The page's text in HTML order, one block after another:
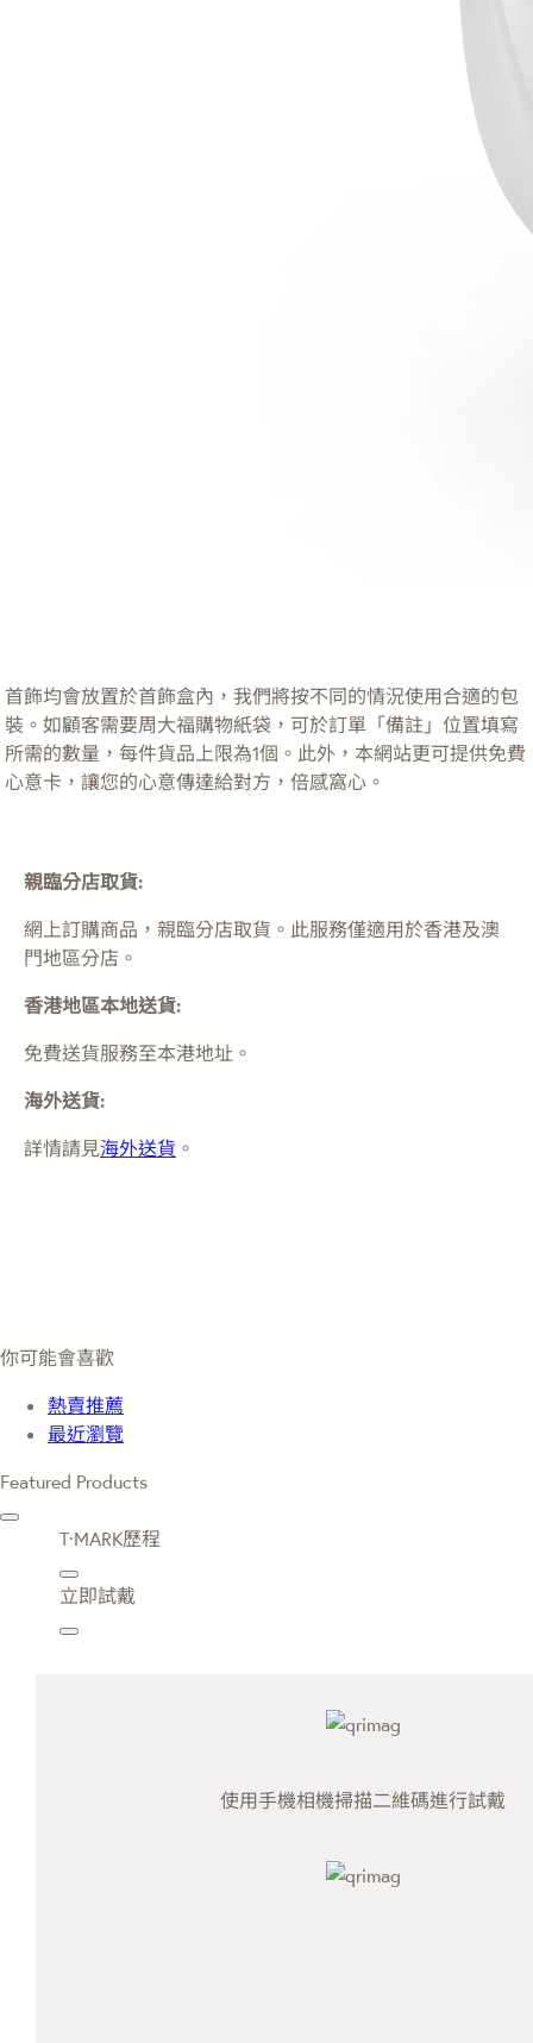
首飾均會放置於首飾盒內，我們將按不同的情況使用合適的包
裝。如顧客需要周大福購物紙袋，可於訂單「備註」位置填寫
所需的數量，每件貨品上限為1個。此外，本網站更可提供免費
心意卡，讓您的心意傳達給對方，倍感窩心。
親臨分店取貨:
網上訂購商品，親臨分店取貨。此服務僅適用於香港及澳
門地區分店。
香港地區本地送貨:
免費送貨服務至本港地址。
海外送貨:
詳情請見海外送貨 。
你可能會喜歡
熱賣推薦
最近瀏覽
Featured Products
T·MARK歷程
立即試戴
使用手機相機掃描二維碼進行試戴